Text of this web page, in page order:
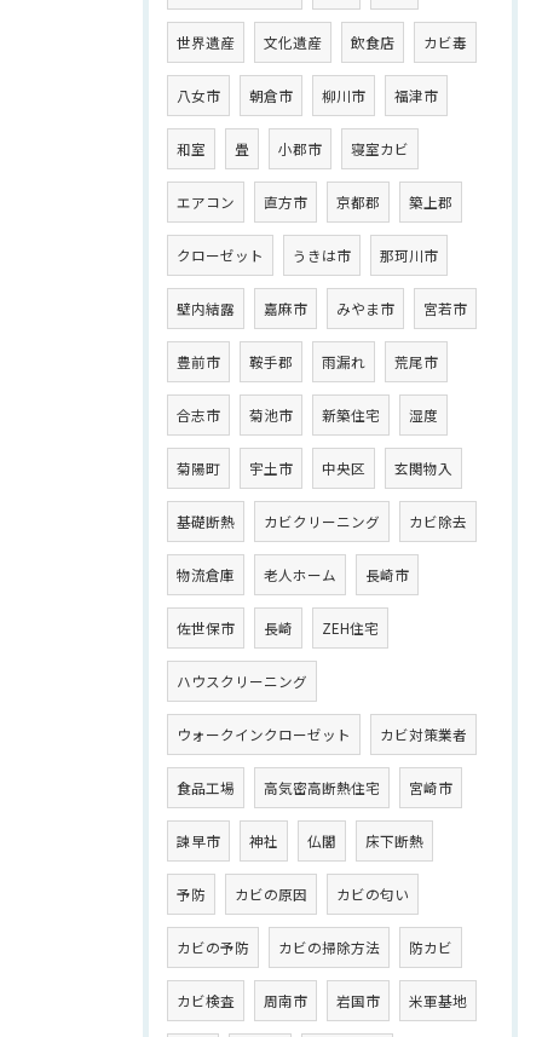
世界遺産 文化遺産 飲食店 カビ毒
八女市 朝倉市 柳川市 福津市
和室 畳 小郡市 寝室カビ
エアコン 直方市 京都郡 築上郡
クローゼット うきは市 那珂川市
壁内結露 嘉麻市 みやま市 宮若市
豊前市 鞍手郡 雨漏れ 荒尾市
合志市 菊池市 新築住宅 湿度
菊陽町 宇土市 中央区 玄関物入
基礎断熱 カビクリーニング カビ除去
物流倉庫 老人ホーム 長崎市
佐世保市 長崎 ZEH住宅
ハウスクリーニング
ウォークインクローゼット カビ対策業者
食品工場 高気密高断熱住宅 宮崎市
諫早市 神社 仏閣 床下断熱
予防 カビの原因 カビの匂い
カビの予防 カビの掃除方法 防カビ
カビ検査 周南市 岩国市 米軍基地